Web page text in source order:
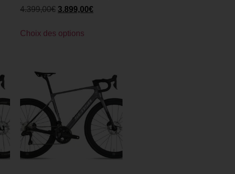
4.399,00€ 3.899,00€
Choix des options